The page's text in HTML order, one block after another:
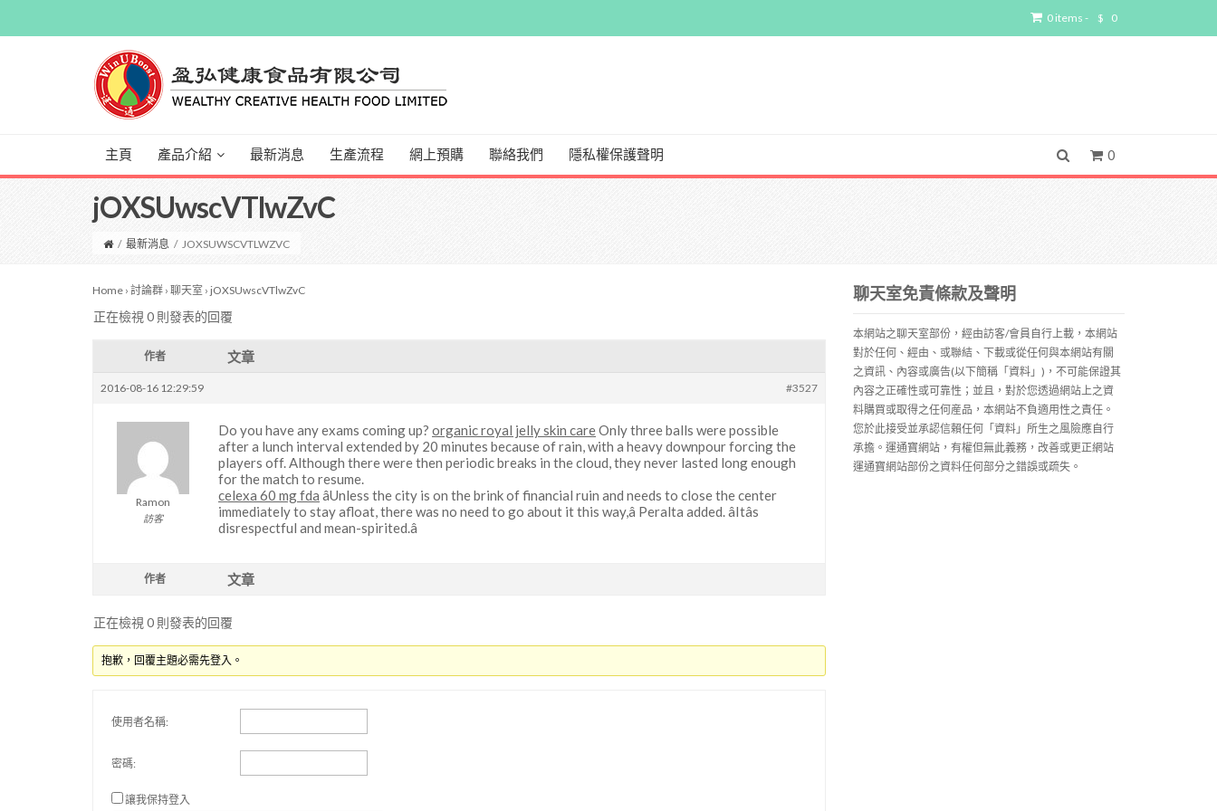
0 items - $ 0
主頁 產品介紹 最新消息 生產流程 網上預購 聯絡我們 隱私權保護聲明 0
jOXSUwscVTlwZvC
/ 最新消息 / JOXSUWSCVTLWZVC
Home › 討論群 › 聊天室 › jOXSUwscVTlwZvC
正在檢視 0 則發表的回覆
作者 文章
2016-08-16 12:29:59 #3527
Ramon
訪客
Do you have any exams coming up? organic royal jelly skin careOnly three balls were possible
after a lunch interval extended by 20 minutes because of rain, with a heavy downpour forcing the
players off. Although there were then periodic breaks in the cloud, they never lasted long enough
for the match to resume.
celexa 60 mg fda âUnless the city is on the brink of financial ruin and needs to close the center
immediately to stay afloat, there was no need to go about it this way,â Peralta added. âItâs
disrespectful and mean-spirited.â
作者 文章
正在檢視 0 則發表的回覆
抱歉，回覆主題必需先登入。
使用者名稱:
密碼:
讓我保持登入
聊天室免責條款及聲明
本網站之聊天室部份，經由訪客/會員自行上載，本網站
對於任何、經由、或聯結、下載或從任何與本網站有關
之資訊、內容或廣告(以下簡稱「資料」)，不可能保證其
內容之正確性或可靠性；並且，對於您透過網站上之資
料購買或取得之任何産品，本網站不負適用性之責任。
您於此接受並承認信賴任何「資料」所生之風險應自行
承擔。運通寶網站，有權但無此義務，改善或更正網站
運通寶網站部份之資料任何部分之錯誤或疏失。